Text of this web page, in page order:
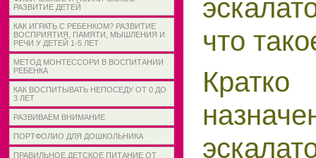
РАЗВИТИЕ ДЕТЕЙ
КАК ИГРАТЬ С РЕБЕНКОМ? РАЗВИТИЕ
ВОСПРИЯТИЯ, ПАМЯТИ, МЫШЛЕНИЯ И
РЕЧИ У ДЕТЕЙ 1-5 ЛЕТ
МЕТОД МОНТЕССОРИ В ВОСПИТАНИИ
РЕБЕНКА
КАК ВОСПИТЫВАТЬ НЕПОСЕДУ ОТ 0 ДО
3 ЛЕТ
РАЗВИВАЕМ ВНИМАНИЕ
ПОРТФОЛИО ДЛЯ ДОШКОЛЬНИКА
ПРАВИЛЬНОЕ ДЕТСКОЕ ПИТАНИЕ ОТ
что